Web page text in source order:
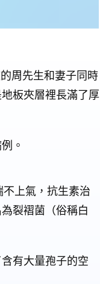
周先生和妻子同時
板夾層裡長滿了厚
。
上氣，抗生素治
裂褶菌（俗稱白
有大量孢子的空